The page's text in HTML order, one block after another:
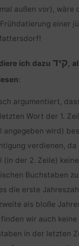
außen vor), wäre
einer
ich dazu קיד,
:
argumentiert,
Wort der 1.
angegeben wird)
verdienen,
(in der 2. Zeile)
Buchstaben
die erste
als bloße
wir auch
in der letzten